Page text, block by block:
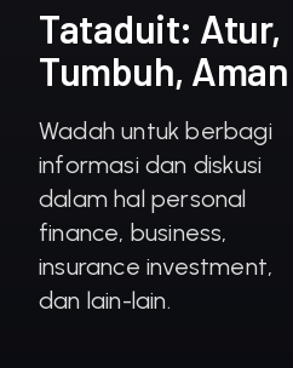
Tataduit: Atur,
Tumbuh, Aman
Wadah untuk berbagi
informasi dan diskusi
dalam hal personal
finance, business,
insurance investment,
dan lain-lain.